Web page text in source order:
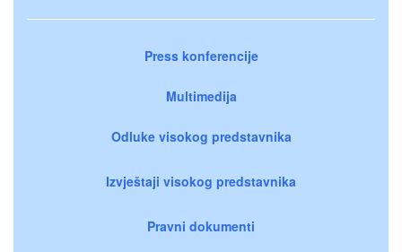
Press konferencije
Multimedija
Odluke visokog predstavnika
Izvještaji visokog predstavnika
Pravni dokumenti